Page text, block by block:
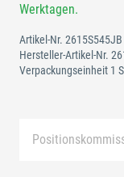
Werktagen.
Artikel-Nr. 2615S545JB
Hersteller-Artikel-Nr.
Verpackungseinheit 1